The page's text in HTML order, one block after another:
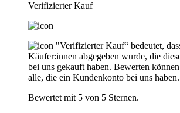
Verifizierter Kauf
"Verifizierter Kauf“ bedeutet,
Käufer:innen abgegeben wurde, die
bei uns gekauft haben. Bewerten
alle, die ein Kundenkonto bei uns haben.
Bewertet mit 5 von 5 Sternen.